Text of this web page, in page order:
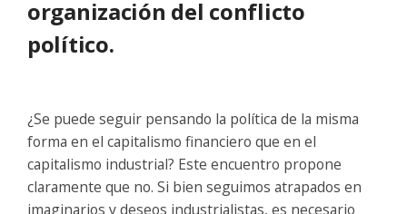
organización del conflicto
político.
¿Se puede seguir pensando la política de la misma
forma en el capitalismo financiero que en el
capitalismo industrial? Este encuentro propone
claramente que no. Si bien seguimos atrapados en
imaginarios y deseos industrialistas, es necesario